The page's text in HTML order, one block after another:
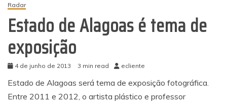
Radar
Estado de Alagoas é tema de
exposição
4 de junho de 2013 3 min read ecliente
Estado de Alagoas será tema de exposição fotográfica.
Entre 2011 e 2012, o artista plástico e professor